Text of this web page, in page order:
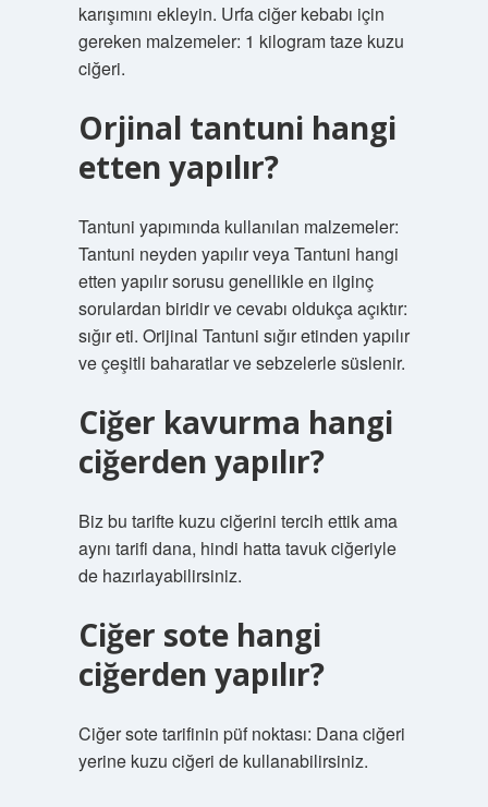
karışımını ekleyin. Urfa ciğer kebabı için
gereken malzemeler: 1 kilogram taze kuzu
ciğeri.
Orjinal tantuni hangi
etten yapılır?
Tantuni yapımında kullanılan malzemeler:
Tantuni neyden yapılır veya Tantuni hangi
etten yapılır sorusu genellikle en ilginç
sorulardan biridir ve cevabı oldukça açıktır:
sığır eti. Orijinal Tantuni sığır etinden yapılır
ve çeşitli baharatlar ve sebzelerle süslenir.
Ciğer kavurma hangi
ciğerden yapılır?
Biz bu tarifte kuzu ciğerini tercih ettik ama
aynı tarifi dana, hindi hatta tavuk ciğeriyle
de hazırlayabilirsiniz.
Ciğer sote hangi
ciğerden yapılır?
Ciğer sote tarifinin püf noktası: Dana ciğeri
yerine kuzu ciğeri de kullanabilirsiniz.